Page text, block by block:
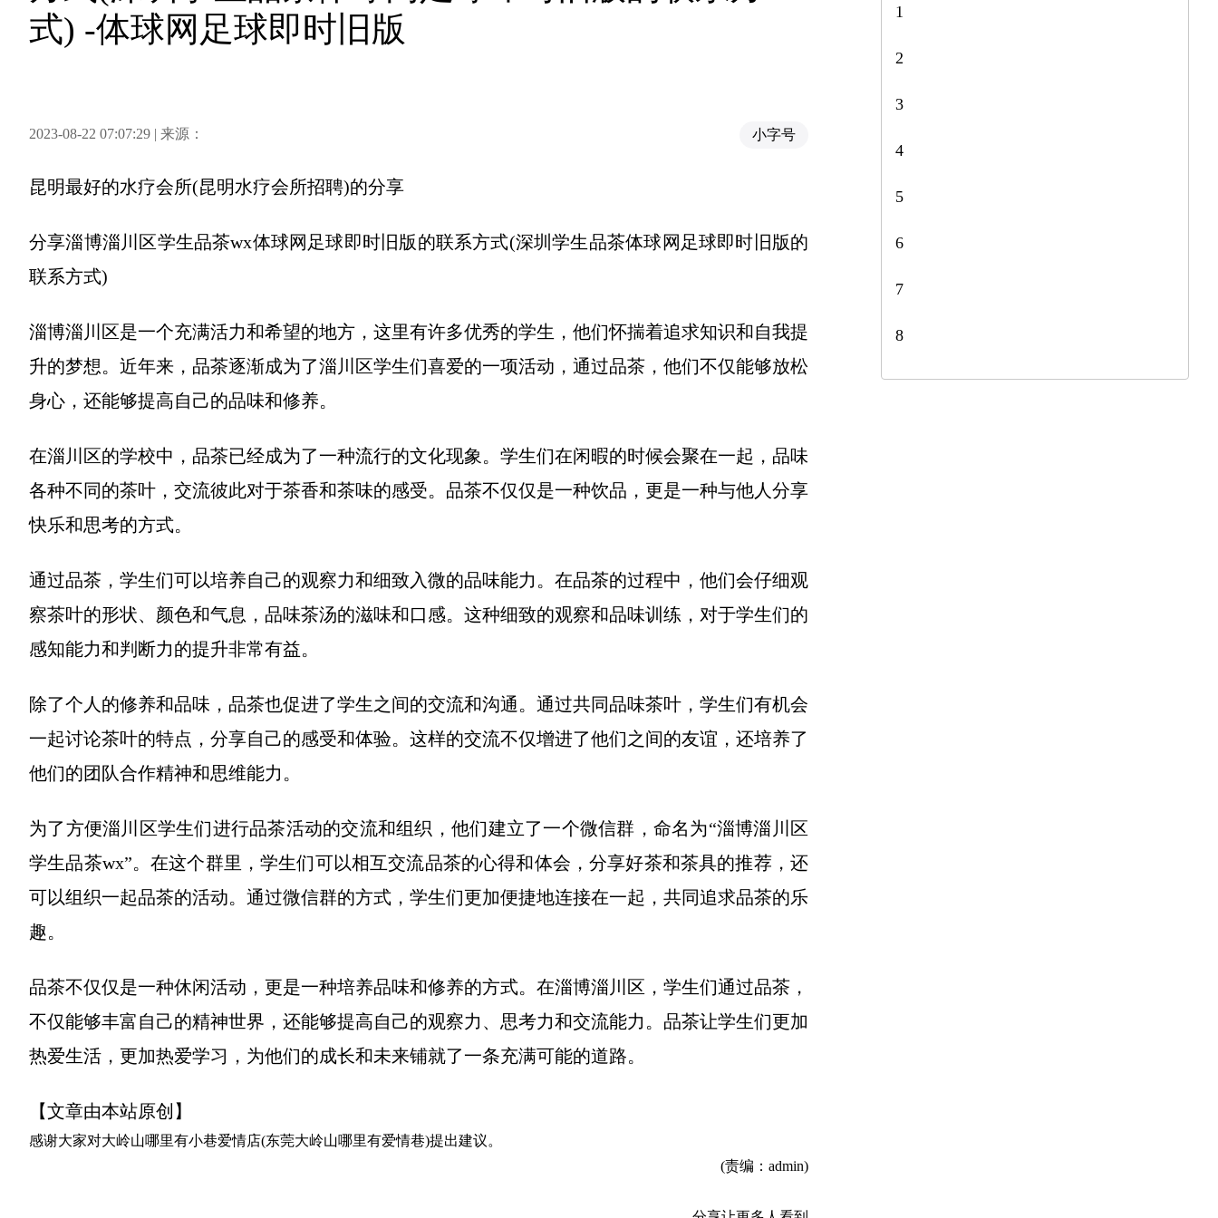
式) -体球网足球即时旧版
2023-08-22 07:07:29 | 来源： 小字号
昆明最好的水疗会所(昆明水疗会所招聘)的分享
分享淄博淄川区学生品茶wx体球网足球即时旧版的联系方式(深圳学生品茶体球网足球即时旧版的
联系方式)
淄博淄川区是一个充满活力和希望的地方，这里有许多优秀的学生，他们怀揣着追求知识和自我提
升的梦想。近年来，品茶逐渐成为了淄川区学生们喜爱的一项活动，通过品茶，他们不仅能够放松
身心，还能够提高自己的品味和修养。
在淄川区的学校中，品茶已经成为了一种流行的文化现象。学生们在闲暇的时候会聚在一起，品味
各种不同的茶叶，交流彼此对于茶香和茶味的感受。品茶不仅仅是一种饮品，更是一种与他人分享
快乐和思考的方式。
通过品茶，学生们可以培养自己的观察力和细致入微的品味能力。在品茶的过程中，他们会仔细观
察茶叶的形状、颜色和气息，品味茶汤的滋味和口感。这种细致的观察和品味训练，对于学生们的
感知能力和判断力的提升非常有益。
除了个人的修养和品味，品茶也促进了学生之间的交流和沟通。通过共同品味茶叶，学生们有机会
一起讨论茶叶的特点，分享自己的感受和体验。这样的交流不仅增进了他们之间的友谊，还培养了
他们的团队合作精神和思维能力。
为了方便淄川区学生们进行品茶活动的交流和组织，他们建立了一个微信群，命名为“淄博淄川区
学生品茶wx”。在这个群里，学生们可以相互交流品茶的心得和体会，分享好茶和茶具的推荐，还
可以组织一起品茶的活动。通过微信群的方式，学生们更加便捷地连接在一起，共同追求品茶的乐
趣。
品茶不仅仅是一种休闲活动，更是一种培养品味和修养的方式。在淄博淄川区，学生们通过品茶，
不仅能够丰富自己的精神世界，还能够提高自己的观察力、思考力和交流能力。品茶让学生们更加
热爱生活，更加热爱学习，为他们的成长和未来铺就了一条充满可能的道路。
【文章由本站原创】
感谢大家对大岭山哪里有小巷爱情店(东莞大岭山哪里有爱情巷)提出建议。
(责编：admin)
1
2
3
4
5
6
7
8